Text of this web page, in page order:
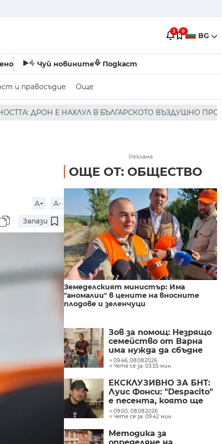
3 0 BG
Чуй новините Подкаст
и правосъдие Още
В БЪЛГАРСКОТО ВЪЗДУШНО ПРОСТРАНСТВО * *
A+
A-
Запази
Реклама
ОЩЕ ОТ: ОБЩЕСТВО
Земеделският министър: Има
"аномалии" в цените на вносните
плодове и зеленчуци
Зов за помощ: Незрящо
семейство от Варна
има нужда да сбъдне
една мечта
09:46, 08.08.2026
Чете се за: 03:55 мин.
ЕКСКЛУЗИВНО ЗА БНТ:
Луис Фонси: "Despacito"
е песента, която ще
изпълнявам до края на
живота си
09:00, 08.08.2026
Чете се за: 09:42 мин.
Методика за